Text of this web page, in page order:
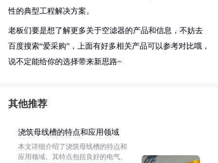
性的典型工程解决方案。
老板们要是想了解更多关于空滤器的产品和信息，不妨去
百度搜索“爱采购”，上面有好多相关产品可以参考对比哦，
说不定能给你的选择带来新思路~
其他推荐
浇筑母线槽的特点和应用领域
本文详细介绍了浇筑母线槽的特点和
应用领域。其特点包括良好的电气、